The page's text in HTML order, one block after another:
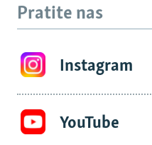
Pratite nas
Instagram
YouTube